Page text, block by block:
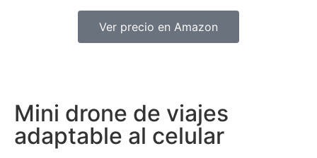
Ver precio en Amazon
Mini drone de viajes
adaptable al celular